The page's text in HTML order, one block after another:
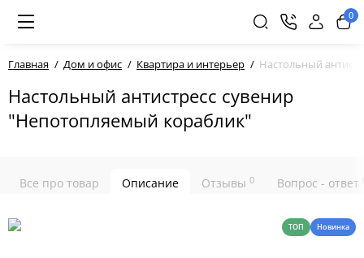
0
Главная Дом и офис Квартира и интерьер Настольный
Настольный антистресс сувенир
"Непотопляемый кораблик"
Все про товар Описание Отзывы 0 Вопрос - ответ
ТОП Новинка